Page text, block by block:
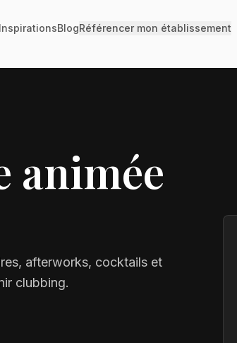
InspirationsBlogRéférencer mon établissement
animée
afterworks, cocktails et
clubbing.